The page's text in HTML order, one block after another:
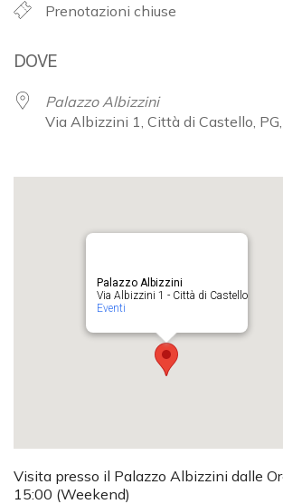
Prenotazioni chiuse
DOVE
Palazzo Albizzini
Via Albizzini 1, Città di Castello,
Palazzo Albizzini
Via Albizzini 1 - Città di Castello
Eventi
Visita presso il Palazzo Albizzini dalle
15:00 (Weekend)